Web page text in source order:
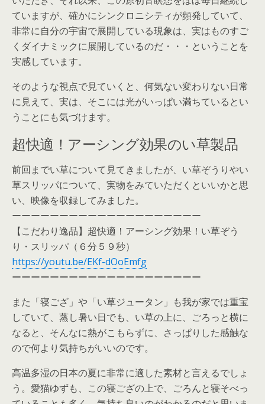
ていますが、確かにシンクロニシティが頻発していて、
非常に自分の宇宙で展開している現象は、実はものすご
くダイナミックに展開しているのだ・・・ということを
実感しています。
そのような視点で見ていくと、何気ない変わりない日常
に見えて、実は、そこには光がいっぱい満ちているとい
うことにも気づけます。
超快適！アーシング効果のい草製品
前回までい草について見てきましたが、い草ぞうりやい
草スリッパについて、実物をみていただくといいかと思
い、映像を収録してみました。
ーーーーーーーーーーーーーーーーーーーー
【こだわり逸品】超快適！アーシング効果！い草ぞう
り・スリッパ（６分５９秒）
https://youtu.be/EKf-dOoEmfg
ーーーーーーーーーーーーーーーーーーーー
また「寝ござ」や「い草ジュータン」も我が家では重宝
していて、蒸し暑い日でも、い草の上に、ごろっと横に
なると、そんなに熱がこもらずに、さっぱりした感触な
ので何より気持ちがいいのです。
高温多湿の日本の夏に非常に適した素材と言えるでしょ
う。愛猫ゆずも、この寝ござの上で、ごろんと寝そべっ